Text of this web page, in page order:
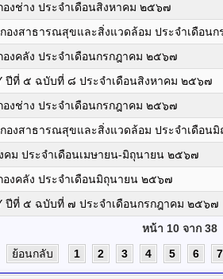
งช่าง ประจำเดือนสิงหาคม ๒๕๖๗
องสาธารณสุขและสิ่งแวดล้อม ประจำเดือน
งคลัง ประจำเดือนกรกฎาคม ๒๕๖๗
ปีที่ ๕ ฉบับที่ ๘ ประจำเดือนสิงหาคม ๒๕๖๗
งช่าง ประจำเดือนกรกฎาคม ๒๕๖๗
องสาธารณสุขและสิ่งแวดล้อม ประจำเดือน
คม ประจำเดือนเมษายน-มิถุนายน ๒๕๖๗
งคลัง ประจำเดือนมิถุนายน ๒๕๖๗
ปีที่ ๕ ฉบับที่ ๗ ประจำเดือนกรกฎาคม ๒๕๖๗
หน้า 10 จาก 38
ย้อนกลับ 1 2 3 4 5 6 7